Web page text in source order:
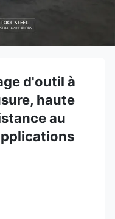
d'outil à
haute
au